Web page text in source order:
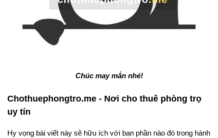
Chúc may mắn nhé!
Chothuephongtro.me - Nơi cho thuê phòng trọ
uy tín
Hy vọng bài viết này sẽ hữu ích với bạn phần nào đó trong hành